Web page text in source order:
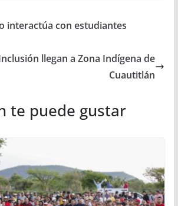
interactúa con estudiantes
llegan a Zona Indígena de
Cuautitlán
te puede gustar